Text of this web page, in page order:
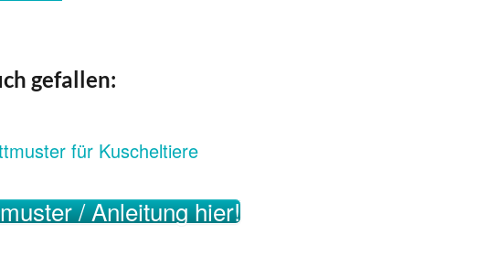
gefallen:
für Kuscheltiere
/ Anleitung hier!